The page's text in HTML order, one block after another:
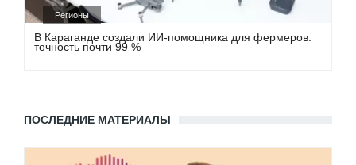
Регионы
В Караганде создали ИИ-помощника для фермеров:
точность почти 99 %
ПОСЛЕДНИЕ МАТЕРИАЛЫ